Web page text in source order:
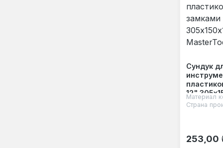
Сундук
12"
Материал
Страна
Обычная
253,00